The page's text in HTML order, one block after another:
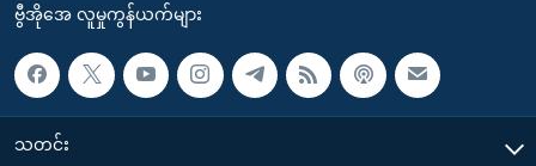
ဗွီအိုအေ လူမှုကွန်ယက်များ
သတင်း